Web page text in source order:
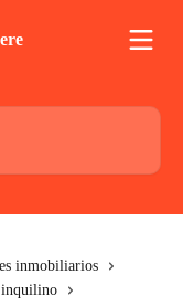
inmobiliarios
inquilino